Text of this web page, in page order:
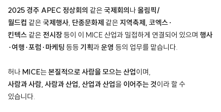
2025 경주 APEC 정상회의 같은 국제회의 나 올림픽/
월드컵 같은 국제행사, 단종문화제 같은 지역축제, 코엑스·
킨텍스 같은 전시장등이 이 MICE 산업과 밀접하게 연결되어 있으며 행사
·여행·포럼·마케팅 등등 기획과 운영 등의 업무를 맡습니다.
허나 MICE는 본질적으로 사람을 모으는 산업이며,
사람과 사람, 사람과 산업, 산업과 산업을 이어주는 것이라 할 수
있습니다.